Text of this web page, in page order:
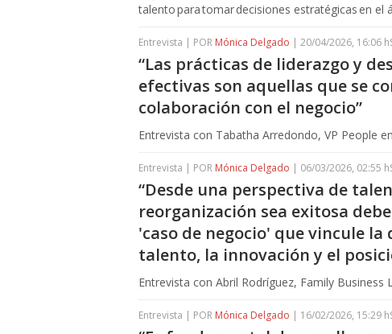
talento para tomar decisiones estratégicas en el
Entrevista | POR Mónica Delgado | 20/04/2026, 16:06
“Las prácticas de liderazgo y
efectivas son aquellas que se
colaboración con el negocio”
Entrevista con Tabatha Arredondo, VP People
Entrevista | POR Mónica Delgado | 06/03/2026, 02:55
“Desde una perspectiva de
reorganización sea exitosa
'caso de negocio' que vincule
talento, la innovación y el
Entrevista con Abril Rodríguez, Family
Entrevista | POR Mónica Delgado | 16/02/2026, 15:29